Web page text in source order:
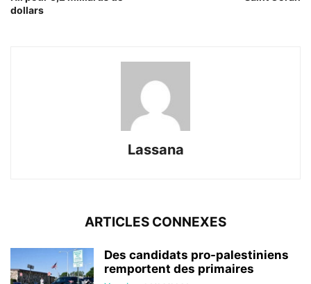
dollars
Lassana
ARTICLES CONNEXES
Des candidats pro-palestiniens
remportent des primaires